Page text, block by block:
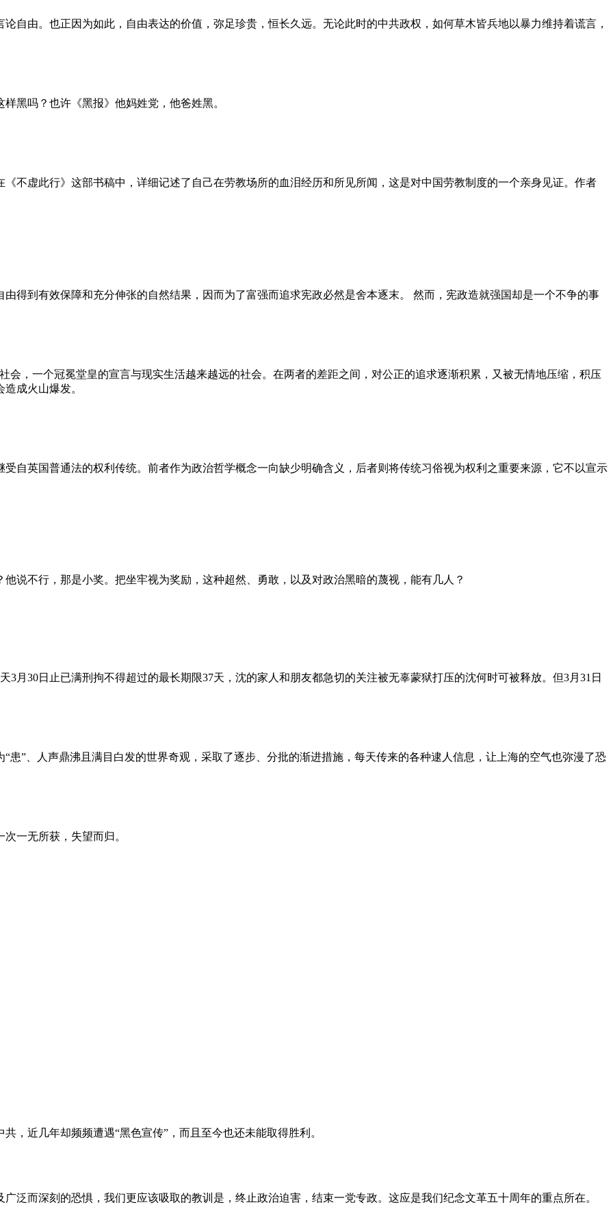
自由。也正因为如此，自由表达的价值，弥足珍贵，恒长久远。无论此时的中共政权，如何草木皆兵地以暴力维持着谎言，
黑吗？也许《黑报》他妈姓党，他爸姓黑。
不虚此行》这部书稿中，详细记述了自己在劳教场所的血泪经历和所见所闻，这是对中国劳教制度的一个亲身见证。作者
得到有效保障和充分伸张的自然结果，因而为了富强而追求宪政必然是舍本逐末。 然而，宪政造就强国却是一个不争的事
会，一个冠冕堂皇的宣言与现实生活越来越远的社会。在两者的差距之间，对公正的追求逐渐积累，又被无情地压缩，积压
成火山爆发。
自英国普通法的权利传统。前者作为政治哲学概念一向缺少明确含义，后者则将传统习俗视为权利之重要来源，它不以宣示
说不行，那是小奖。把坐牢视为奖励，这种超然、勇敢，以及对政治黑暗的蔑视，能有几人？
3月30日止已满刑拘不得超过的最长期限37天，沈的家人和朋友都急切的关注被无辜蒙狱打压的沈何时可被释放。但3月31日
患”、人声鼎沸且满目白发的世界奇观，采取了逐步、分批的渐进措施，每天传来的各种逮人信息，让上海的空气也弥漫了恐
一无所获，失望而归。
，近几年却频频遭遇“黑色宣传”，而且至今也还未能取得胜利。
泛而深刻的恐惧，我们更应该吸取的教训是，终止政治迫害，结束一党专政。这应是我们纪念文革五十周年的重点所在。